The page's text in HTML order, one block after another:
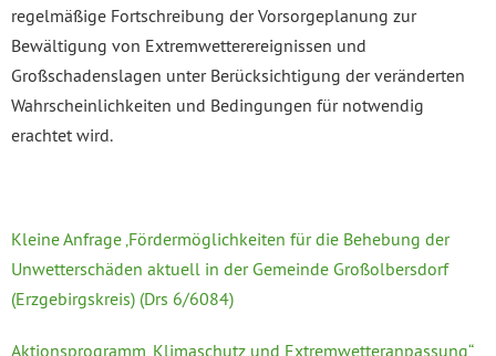
regelmäßige Fortschreibung der Vorsorgeplanung zur
Bewältigung von Extremwetterereignissen und
Großschadenslagen unter Berücksichtigung der veränderten
Wahrscheinlichkeiten und Bedingungen für notwendig
erachtet wird.
Kleine Anfrage ‚Fördermöglichkeiten für die Behebung der
Unwetterschäden aktuell in der Gemeinde Großolbersdorf
(Erzgebirgskreis) (Drs 6/6084)
Aktionsprogramm ‚Klimaschutz und Extremwetteranpassung“